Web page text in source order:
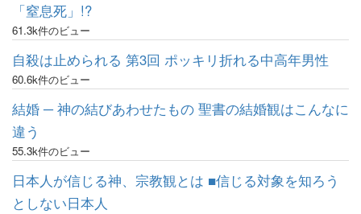
「窒息死」!?
61.3k件のビュー
自殺は止められる 第3回 ポッキリ折れる中高年男性
60.6k件のビュー
結婚 ─ 神の結びあわせたもの 聖書の結婚観はこんなに
違う
55.3k件のビュー
日本人が信じる神、宗教観とは ■信じる対象を知ろう
としない日本人